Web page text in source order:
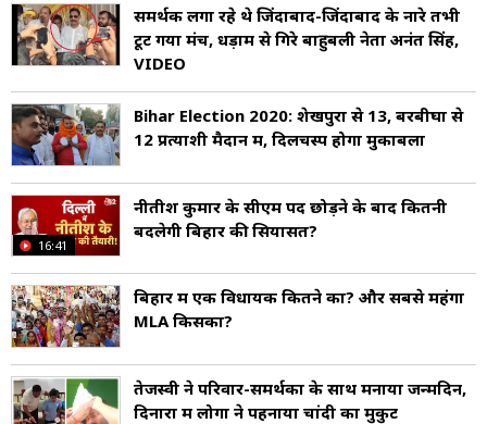
समर्थक लगा रहे थे जिंदाबाद-जिंदाबाद के नारे तभी
टूट गया मंच, धड़ाम से गिरे बाहुबली नेता अनंत सिंह,
VIDEO
Bihar Election 2020: शेखपुरा से 13, बरबीघा से
12 प्रत्याशी मैदान में, दिलचस्प होगा मुकाबला
16:41
नीतीश कुमार के सीएम पद छोड़ने के बाद क‍ितनी
बदलेगी ब‍िहार की स‍ियासत?
बिहार में एक विधायक कितने का? और सबसे महंगा
MLA किसका?
तेजस्वी ने परिवार-समर्थकों के साथ मनाया जन्मदिन,
दिनारा में लोगों ने पहनाया चांदी का मुकुट